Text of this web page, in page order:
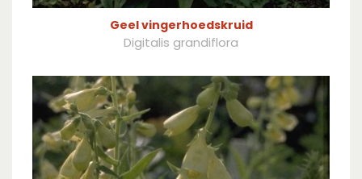
Geel vingerhoedskruid
Digitalis grandiflora